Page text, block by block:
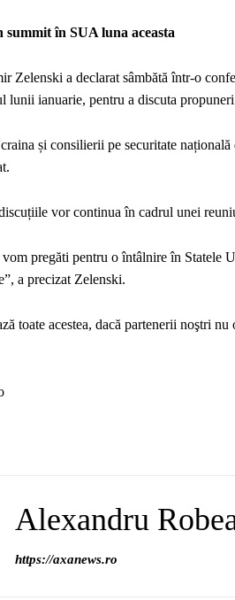
summit în SUA luna aceasta
Zelenski a declarat sâmbătă într-o
lunii ianuarie, pentru a discuta
și consilierii pe securitate
vor continua în cadrul unei
pregăti pentru o întâlnire în Statele
a precizat Zelenski.
toate acestea, dacă partenerii noştri
Alexandru
https://axanews.ro